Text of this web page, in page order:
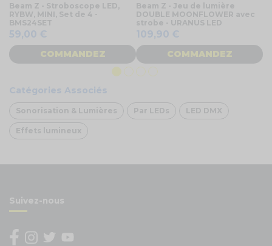
Beam Z - Stroboscope LED,
RYBW, MINI, Set de 4 -
BMS24SET
59,00 €
COMMANDEZ
Beam Z - Jeu de lumière
DOUBLE MOONFLOWER avec
strobe - URANUS LED
109,90 €
COMMANDEZ
Catégories Associés
Sonorisation & Lumières Par LEDs LED DMX
Effets lumineux
Suivez-nous